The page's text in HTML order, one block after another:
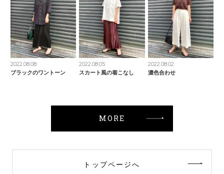
2022.08.08
ブラックのワントーン
2022.08.05
スカート風の着こなし
2022.08.02
濃色合わせ
MORE
トップページへ